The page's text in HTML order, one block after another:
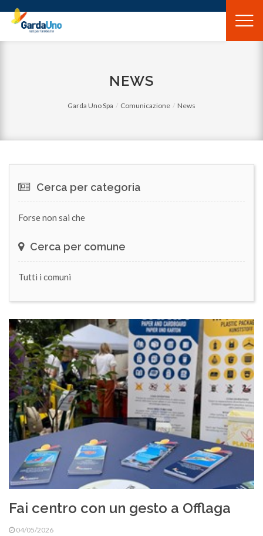
Gardauno
Spa
NEWS
Garda Uno Spa Comunicazione News
Cerca per categoria
Forse non sai che
Cerca per comune
Tutti i comuni
Fai centro con un gesto a Offlaga
04/05/2026